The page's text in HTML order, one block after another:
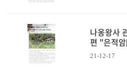
나옹왕사
편 "은적
21-12-17